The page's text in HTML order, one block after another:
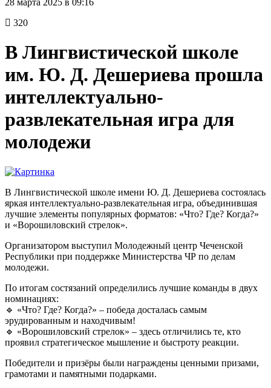
28 марта 2025 в 09:16
320
В Лингвистической школе
им. Ю. Д. Дешериева прошла
интеллектуально-
развлекательная игра для
молодежи
В Лингвистической школе имени Ю. Д. Дешериева состоялась
яркая интеллектуально-развлекательная игра, объединившая
лучшие элементы популярных форматов: «Что? Где? Когда?»
и «Ворошиловский стрелок».
Организатором выступил Молодежный центр Чеченской
Республики при поддержке Министерства ЧР по делам
молодежи.
По итогам состязаний определились лучшие команды в двух
номинациях:
🔹 «Что? Где? Когда?» – победа досталась самым
эрудированным и находчивым!
🔹 «Ворошиловский стрелок» – здесь отличились те, кто
проявил стратегическое мышление и быстроту реакции.
Победители и призёры были награждены ценными призами,
грамотами и памятными подарками.